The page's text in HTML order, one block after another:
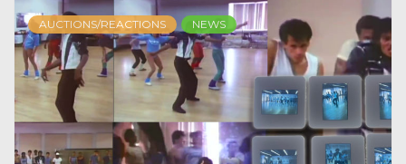
AUCTIONS/REACTIONS NEWS